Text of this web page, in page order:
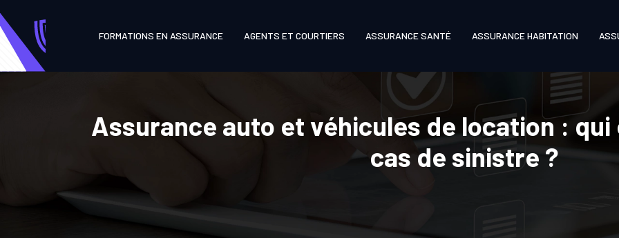
FORMATIONS EN ASSURANCE AGENTS ET COURTIERS ASSURANCE SANTÉ ASSURANCE HABITATION
Assurance auto et véhicules de location :
cas de sinistre ?